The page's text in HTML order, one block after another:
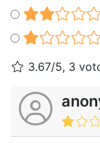
3.67/5, 3